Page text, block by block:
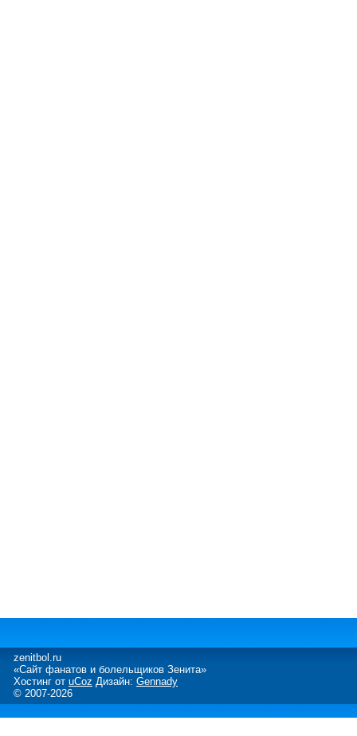
zenitbol.ru
«Сайт фанатов и болельщиков Зенита»
Хостинг от uCoz Дизайн: Gennady
© 2007-2026